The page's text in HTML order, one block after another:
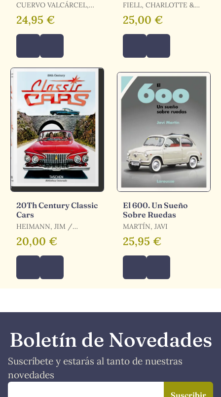
CUERVO VALCÁRCEL,
GUSTAVO
24,95 €
FIELL, CHARLOTTE &
PETER
25,00 €
20Th Century Classic
Cars
HEIMANN, JIM /
PATTON, PHIL
20,00 €
El 600. Un Sueño
Sobre Ruedas
MARTÍN, JAVI
25,95 €
Boletín de Novedades
Suscríbete y estarás al tanto de nuestras
novedades